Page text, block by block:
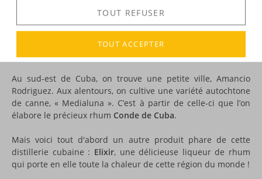
On le sait :Cubaest un terroir privilégié pour le rhum ! La
canne à sucre pousse facilement sur cette île au climat
Au sud-est de Cuba, on trouve une petite ville, Amancio
Rodriguez. Aux alentours, on cultive une variété autochtone
de canne, « Medialuna ». C’est à partir de celle-ci que l’on
élabore le précieux rhum Conde de Cuba.
Mais voici tout d'abord un autre produit phare de cette
distillerie cubaine : Elixir, une délicieuse liqueur de rhum
qui porte en elle toute la chaleur de cette région du monde !
TOUT REFUSER
TOUT ACCEPTER